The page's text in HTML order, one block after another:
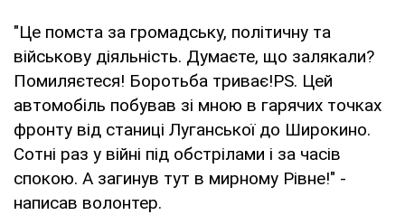
"Це помста за громадську, політичну та
військову діяльність. Думаєте, що залякали?
Помиляєтеся! Боротьба триває!PS. Цей
автомобіль побував зі мною в гарячих точках
фронту від станиці Луганської до Широкино.
Сотні раз у війні під обстрілами і за часів
спокою. А загинув тут в мирному Рівне!" -
написав волонтер.